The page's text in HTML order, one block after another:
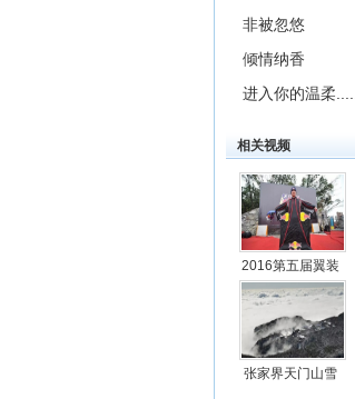
非被忽悠
倾情纳香
进入你的温柔......
相关视频
2016第五届翼装
飞行视频
张家界天门山雪